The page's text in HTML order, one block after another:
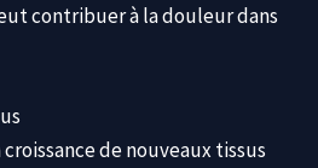
contribuer à la douleur dans
de nouveaux tissus